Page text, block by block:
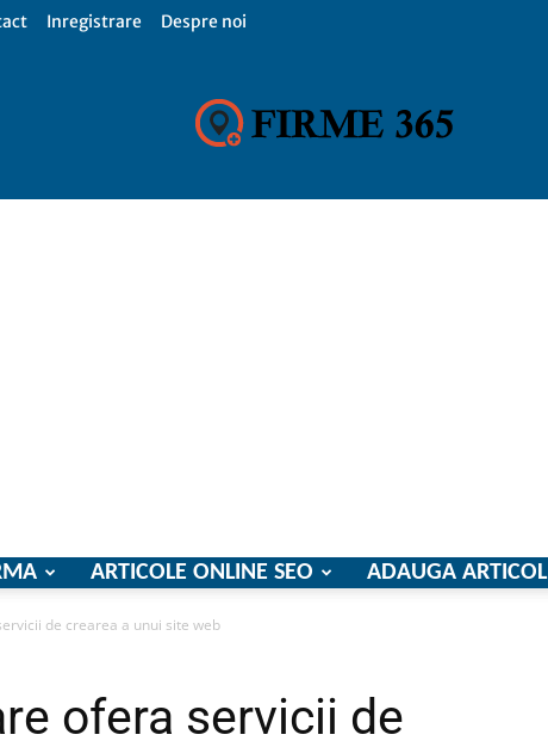
Inregistrare Despre noi
ARTICOLE ONLINE SEO ADAUGA ARTICOL
de crearea a unui site web
ofera servicii de